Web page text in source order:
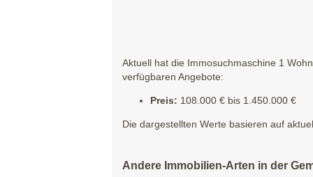
Aktuell hat die Immosuchmaschine 1
verfügbaren Angebote:
Preis: 108.000 € bis 1.450.000 €
Die dargestellten Werte basieren auf
Andere Immobilien-Arten in der